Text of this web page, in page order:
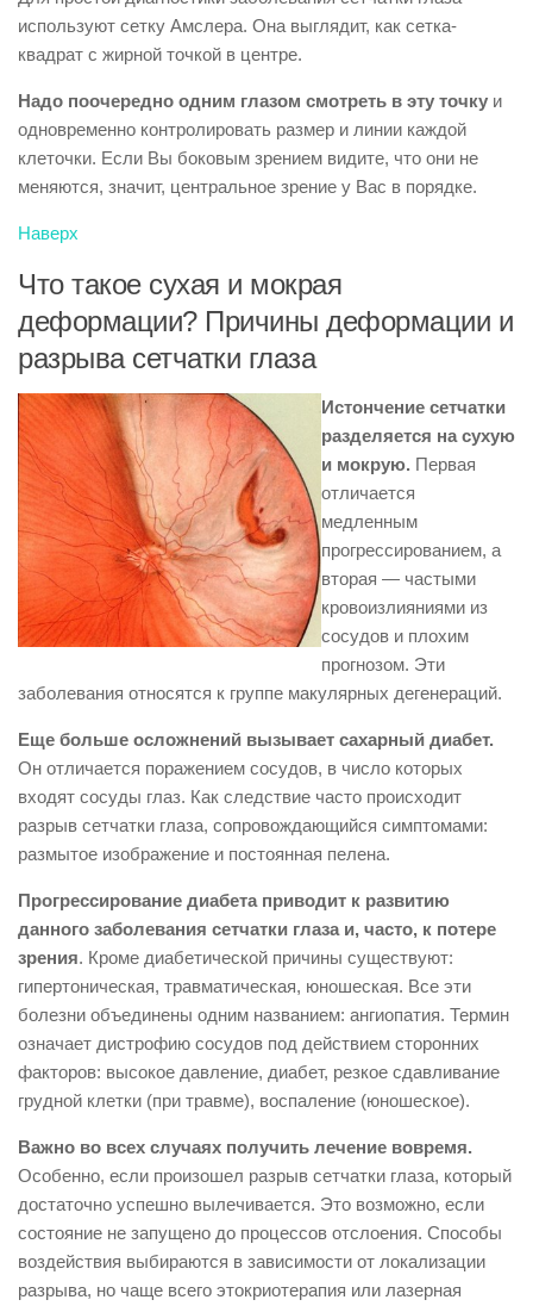
используют сетку Амслера. Она выглядит, как сетка-
квадрат с жирной точкой в центре.
Надо поочередно одним глазом смотреть в эту точку и
одновременно контролировать размер и линии каждой
клеточки. Если Вы боковым зрением видите, что они не
меняются, значит, центральное зрение у Вас в порядке.
Наверх
Что такое сухая и мокрая
деформации? Причины деформации и
разрыва сетчатки глаза
Истончение сетчатки
разделяется на сухую
и мокрую. Первая
отличается
медленным
прогрессированием, а
вторая — частыми
кровоизлияниями из
сосудов и плохим
прогнозом. Эти
заболевания относятся к группе макулярных дегенераций.
Еще больше осложнений вызывает сахарный диабет.
Он отличается поражением сосудов, в число которых
входят сосуды глаз. Как следствие часто происходит
разрыв сетчатки глаза, сопровождающийся симптомами:
размытое изображение и постоянная пелена.
Прогрессирование диабета приводит к развитию
данного заболевания сетчатки глаза и, часто, к потере
зрения. Кроме диабетической причины существуют:
гипертоническая, травматическая, юношеская. Все эти
болезни объединены одним названием: ангиопатия. Термин
означает дистрофию сосудов под действием сторонних
факторов: высокое давление, диабет, резкое сдавливание
грудной клетки (при травме), воспаление (юношеское).
Важно во всех случаях получить лечение вовремя.
Особенно, если произошел разрыв сетчатки глаза, который
достаточно успешно вылечивается. Это возможно, если
состояние не запущено до процессов отслоения. Способы
воздействия выбираются в зависимости от локализации
разрыва, но чаще всего этокриотерапия или лазерная